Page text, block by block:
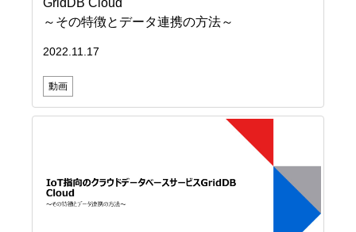
～その特徴とデータ連携の方法～
2022.11.17
動画